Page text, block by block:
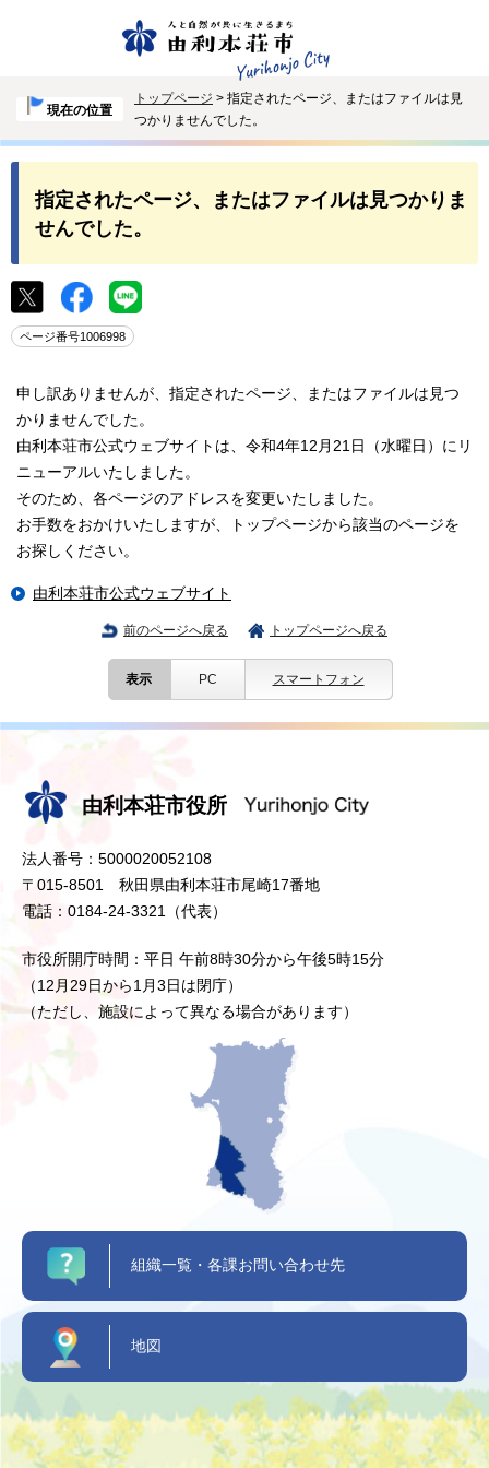
現在の位置
トップページ > 指定されたページ、またはファイルは見
つかりませんでした。
指定されたページ、またはファイルは見つかりま
せんでした。
ページ番号1006998
申し訳ありませんが、指定されたページ、またはファイルは見つ
かりませんでした。
由利本荘市公式ウェブサイトは、令和4年12月21日（水曜日）にリ
ニューアルいたしました。
そのため、各ページのアドレスを変更いたしました。
お手数をおかけいたしますが、トップページから該当のページを
お探しください。
由利本荘市公式ウェブサイト
前のページへ戻る トップページへ戻る
表示 PC スマートフォン
由利本荘市役所
法人番号：5000020052108
〒015-8501 秋田県由利本荘市尾崎17番地
電話：0184-24-3321（代表）
市役所開庁時間：平日 午前8時30分から午後5時15分
（12月29日から1月3日は閉庁）
（ただし、施設によって異なる場合があります）
組織一覧・各課お問い合わせ先
地図